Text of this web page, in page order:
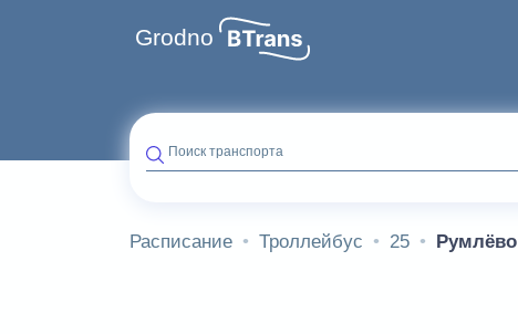
Grodno
Поиск транспорта
Расписание Троллейбус 25 Румлёво